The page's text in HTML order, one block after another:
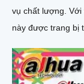
vụ chất lượng. Với việc áp dụng công nghệ mới nhất, bộ camera
này được trang bị